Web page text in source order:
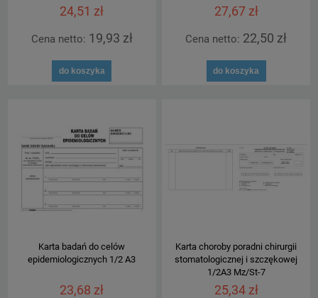
24,51 zł
Cena netto: 19,93 zł
do koszyka
27,67 zł
Cena netto: 22,50 zł
do koszyka
Karta badań do celów
epidemiologicznych 1/2 A3
23,68 zł
Karta choroby poradni chirurgii
stomatologicznej i szczękowej
1/2A3 Mz/St-7
25,34 zł